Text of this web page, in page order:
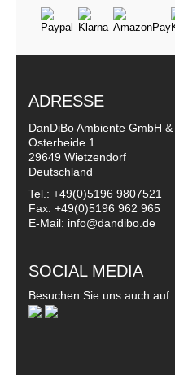
ADRESSE
DanDiBo Ambiente GmbH &
Osterheide 1
29649 Wietzendorf
Deutschland
Tel.: +49(0)5196 9807521
Fax: +49(0)5196 962 965
E-Mail: info@dandibo.de
SOCIAL MEDIA
Besuchen Sie uns auch auf